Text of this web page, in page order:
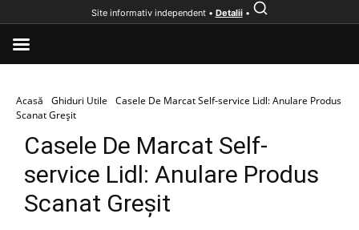
Acasă Ghiduri Utile
Casele De Marcat Self-service Lidl: Anulare Produs
Scanat Greșit
Casele De Marcat Self-
service Lidl: Anulare Produs
Scanat Greșit
Site informativ independent • Detalii•